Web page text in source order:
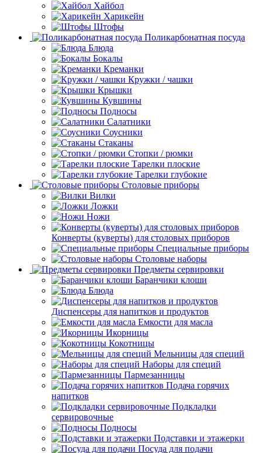
Хайбол
Харикейн
Штофы
Поликарбонатная посуда
Блюда
Бокалы
Креманки
Кружки / чашки
Крышки
Кувшины
Подносы
Салатники
Соусники
Стаканы
Стопки / рюмки
Тарелки плоские
Тарелки глубокие
Столовые приборы
Вилки
Ложки
Ножи
Конверты (куверты) для столовых приборов
Специальные приборы
Столовые наборы
Предметы сервировки
Баранчики клоши
Блюда
Диспенсеры для напитков и продуктов
Емкости для масла
Икорницы
Кокотницы
Мельницы для специй
Наборы для специй
Пармезанницы
Подача горячих
напитков
Подкладки
сервировочные
Подносы
Подставки и этажерки
Посуда для подачи